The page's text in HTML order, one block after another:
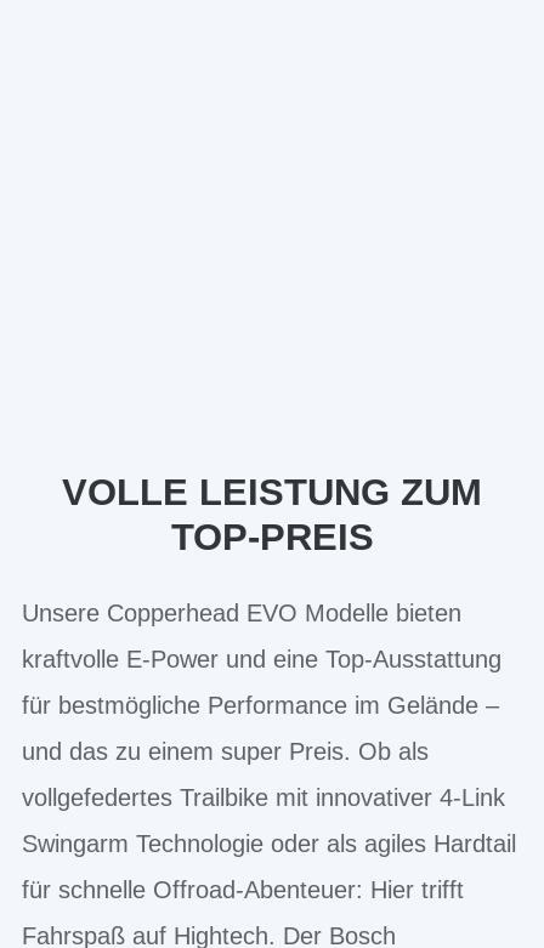
VOLLE LEISTUNG ZUM
TOP-PREIS
Unsere Copperhead EVO Modelle bieten
kraftvolle E-Power und eine Top-Ausstattung
für bestmögliche Performance im Gelände –
und das zu einem super Preis. Ob als
vollgefedertes Trailbike mit innovativer 4-Link
Swingarm Technologie oder als agiles Hardtail
für schnelle Offroad-Abenteuer: Hier trifft
Fahrspaß auf Hightech. Der Bosch